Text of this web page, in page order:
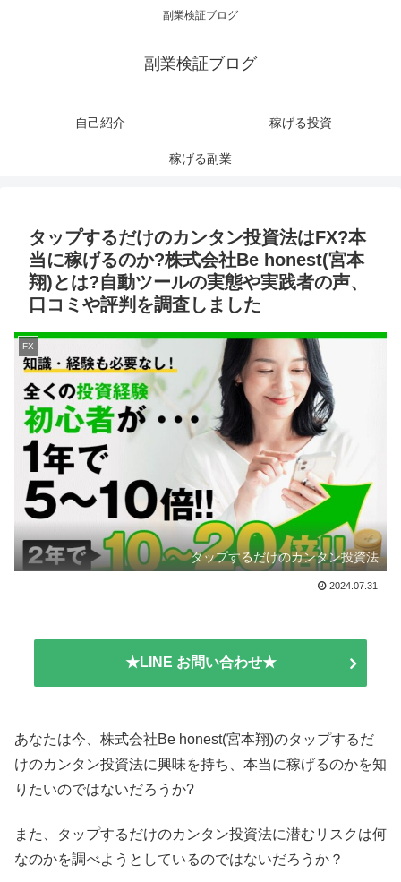
副業検証ブログ
副業検証ブログ
自己紹介 稼げる投資
稼げる副業
タップするだけのカンタン投資法はFX?本
当に稼げるのか?株式会社Be honest(宮本
翔)とは?自動ツールの実態や実践者の声、
口コミや評判を調査しました
FX
タップするだけのカンタン投資法
2024.07.31
★LINE お問い合わせ★
あなたは今、株式会社Be honest(宮本翔)のタップするだ
けのカンタン投資法に興味を持ち、本当に稼げるのかを知
りたいのではないだろうか?
また、タップするだけのカンタン投資法に潜むリスクは何
なのかを調べようとしているのではないだろうか？